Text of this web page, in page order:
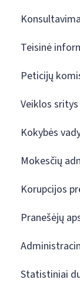
Teisinė
Peticijų
Veiklos sritys
Kokybės
Mokesčių
Korupcijos
Pranešėjų
Statistiniai